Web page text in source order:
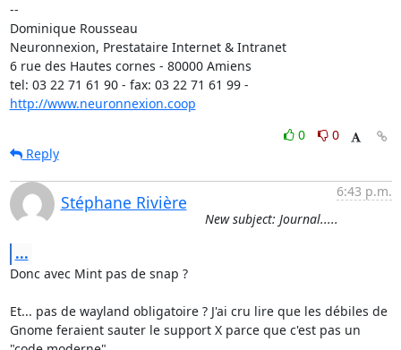
--
Dominique Rousseau
Neuronnexion, Prestataire Internet & Intranet
6 rue des Hautes cornes - 80000 Amiens
http://www.neuronnexion.coop
0
0
Reply
Stéphane Rivière
6:43 p.m.
New subject: Journal.....
...
Donc avec Mint pas de snap ?
Et... pas de wayland obligatoire ? J'ai cru lire que les débiles de
Gnome feraient sauter le support X parce que c'est pas un